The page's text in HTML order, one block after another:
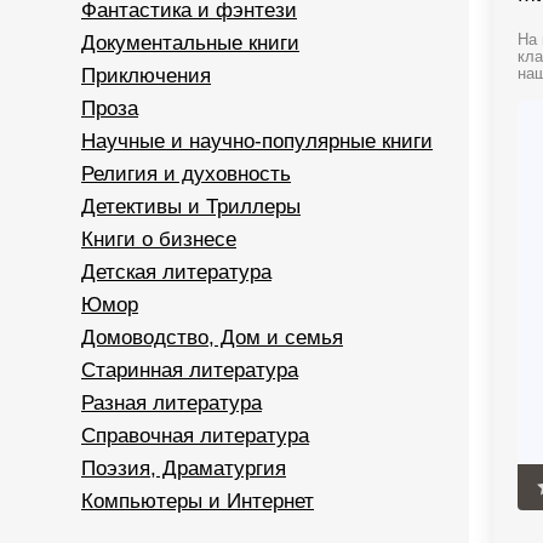
На
Фантастика и фэнтези
Документальные книги
Приключения
Проза
Научные и научно-популярные книги
Религия и духовность
Детективы и Триллеры
Книги о бизнесе
Детская литература
Юмор
Домоводство, Дом и семья
Старинная литература
Разная литература
Справочная литература
Поэзия, Драматургия
Компьютеры и Интернет